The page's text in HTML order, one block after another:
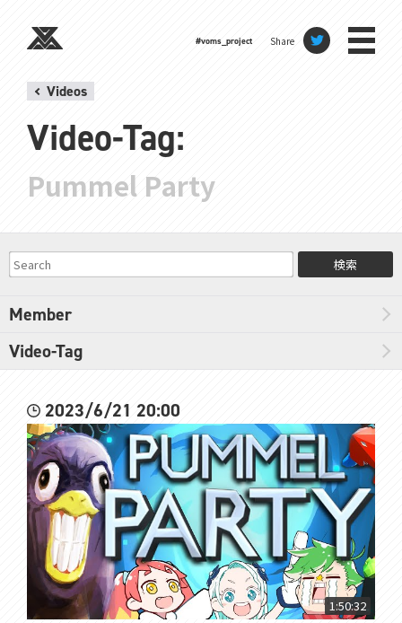
#voms_project Share
Videos
Video-Tag:
Pummel Party
検索
Member
Video-Tag
2023/6/21 20:00
1:50:32